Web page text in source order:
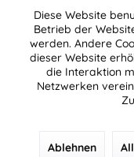
Diese Website
Betrieb der
werden. Andere
dieser Website
die Interaktion
Netzwerken
Ablehnen